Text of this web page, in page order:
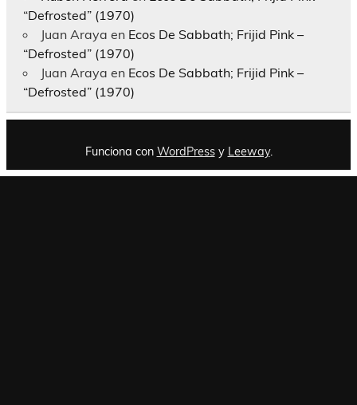
“Defrosted” (1970)
Juan Araya en Ecos De Sabbath; Frijid Pink –
“Defrosted” (1970)
Juan Araya en Ecos De Sabbath; Frijid Pink –
“Defrosted” (1970)
Funciona con WordPressy Leeway.